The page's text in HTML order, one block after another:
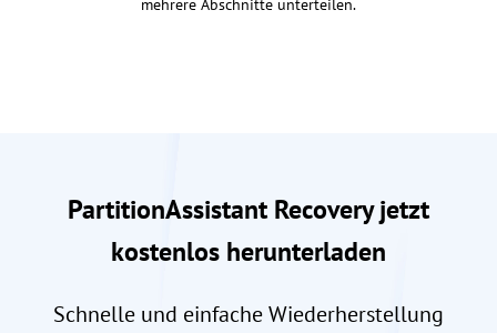
mehrere Abschnitte unterteilen.
PartitionAssistant Recovery jetzt
kostenlos herunterladen
Schnelle und einfache Wiederherstellung